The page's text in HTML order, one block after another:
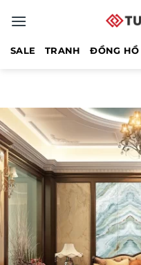
qua
SALE TRANH ĐỒNG HỒ